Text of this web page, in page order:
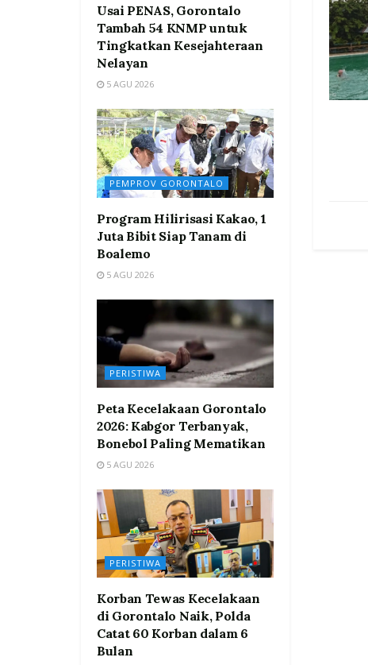
Usai PENAS, Gorontalo
Tambah 54 KNMP untuk
Tingkatkan Kesejahteraan
Nelayan
5 AGU 2026
PEMPROV GORONTALO
Program Hilirisasi Kakao, 1
Juta Bibit Siap Tanam di
Boalemo
5 AGU 2026
PERISTIWA
Peta Kecelakaan Gorontalo
2026: Kabgor Terbanyak,
Bonebol Paling Mematikan
5 AGU 2026
PERISTIWA
Korban Tewas Kecelakaan
di Gorontalo Naik, Polda
Catat 60 Korban dalam 6
Bulan